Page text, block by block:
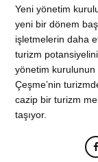
Yeni yönetim
yeni bir dönem
işletmelerin daha
turizm
yönetim kurulunun
Çeşme’nin
cazip bir turizm
taşıyor.